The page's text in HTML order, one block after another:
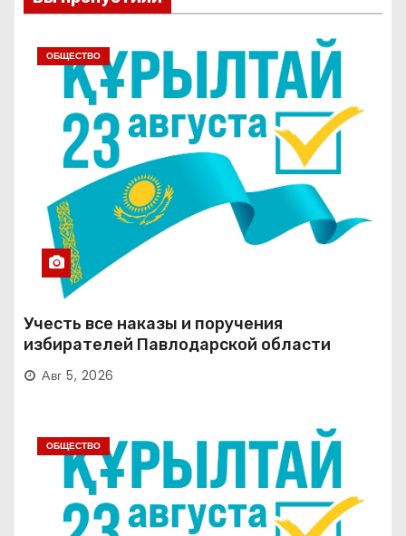
ОБЩЕСТВО
Учесть все наказы и поручения
избирателей Павлодарской области
Авг 5, 2026
ОБЩЕСТВО